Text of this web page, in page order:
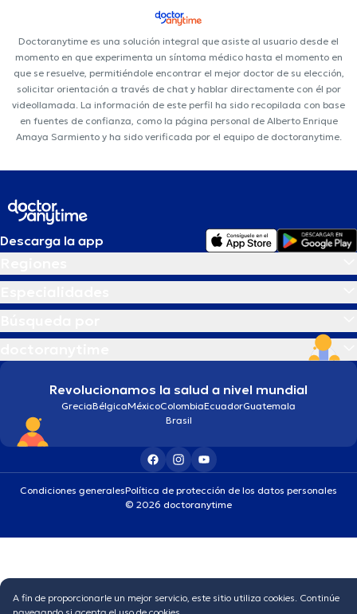
Doctoranytime es una solución integral que asiste al usuario desde el
momento en que experimenta un síntoma médico hasta el momento en
que se resuelve, permitiéndole encontrar el mejor doctor de su elección,
solicitar orientación a través de chat y hablar directamente con él por
videollamada. La información de este perfil ha sido recopilada con base
en fuentes de confianza, como la página personal de Alberto Enrique
Amaya Sarmiento y ha sido verificada por el equipo de doctoranytime.
Descarga la app
Revolucionamos la salud a nivel mundial
GreciaBélgicaMéxicoColombiaEcuadorGuatemala
Brasil
Condiciones generalesPolítica de protección de los datos personales
© 2026 doctoranytime
A fin de proporcionarle un mejor servicio, este sitio utiliza cookies. Continúe